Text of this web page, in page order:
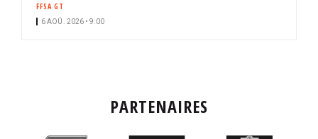
FFSA GT
6 AOÛ. 2026 • 9:00
PARTENAIRES